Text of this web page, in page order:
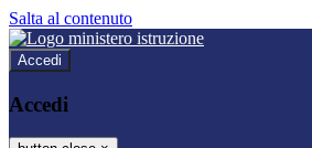
Salta al contenuto
Accedi
Accedi